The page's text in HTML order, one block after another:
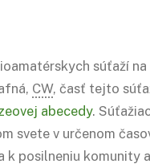
súťaží na
CW, časť tejto
abecedy.
svete v určenom
k posilneniu komunity a